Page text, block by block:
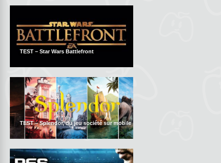
TEST – Star Wars Battlefront
TEST – Splendor, du jeu société sur mobile